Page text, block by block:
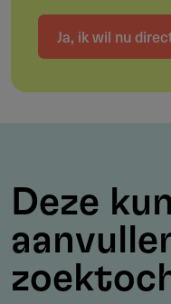
en 1.000 leden
Een federatie die
Wie komt in
1)
Ja, ik wil nu
Deze